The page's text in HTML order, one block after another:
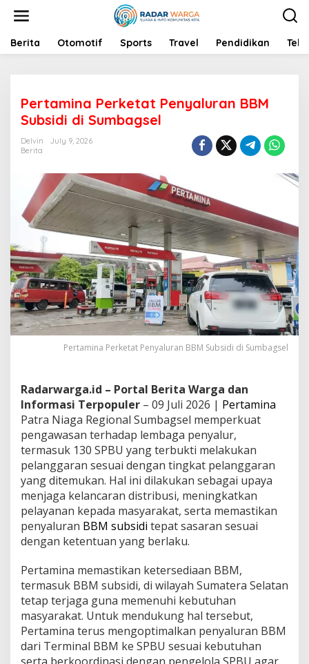
t
Berita Otomotif Sports Travel Pendidikan
Pertamina Perketat Penyaluran BBM
Subsidi di Sumbagsel
Delvin
July 9, 2026
Berita
Pertamina Perketat Penyaluran BBM Subsidi di Sumbagsel
Radarwarga.id – Portal Berita Warga dan
Informasi Terpopuler – 09 Juli 2026 | Pertamina
Patra Niaga Regional Sumbagsel memperkuat
pengawasan terhadap lembaga penyalur,
termasuk 130 SPBU yang terbukti melakukan
pelanggaran sesuai dengan tingkat pelanggaran
yang ditemukan. Hal ini dilakukan sebagai upaya
menjaga kelancaran distribusi, meningkatkan
pelayanan kepada masyarakat, serta memastikan
penyaluran BBM subsidi tepat sasaran sesuai
dengan ketentuan yang berlaku.
Pertamina memastikan ketersediaan BBM,
termasuk BBM subsidi, di wilayah Sumatera Selatan
tetap terjaga guna memenuhi kebutuhan
masyarakat. Untuk mendukung hal tersebut,
Pertamina terus mengoptimalkan penyaluran BBM
dari Terminal BBM ke SPBU sesuai kebutuhan